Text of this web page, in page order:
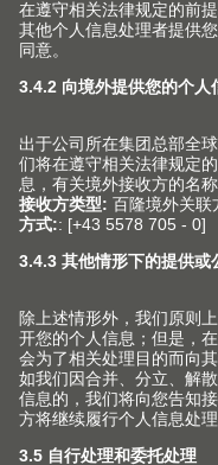
201700 上海市
+86 21 3920
© Copyright
百隆有限公司版
沪公网安备
沪ICP备